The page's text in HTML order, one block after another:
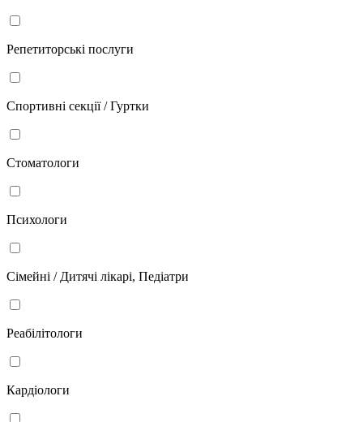
Репетиторські послуги
Спортивні секції / Гуртки
Стоматологи
Психологи
Сімейні / Дитячі лікарі, Педіатри
Реабілітологи
Кардіологи